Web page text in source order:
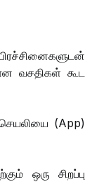
வசதிகள் கூட
(App)
ஒரு சிறப்பு